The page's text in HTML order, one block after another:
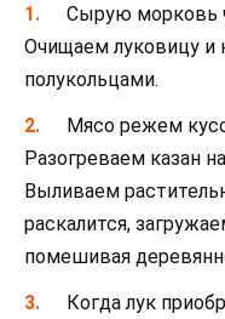
Сырую морковь
Очищаем луковицу и
полукольцами.
Мясо режем
Разогреваем казан
Выливаем
раскалится,
помешивая
Когда лук